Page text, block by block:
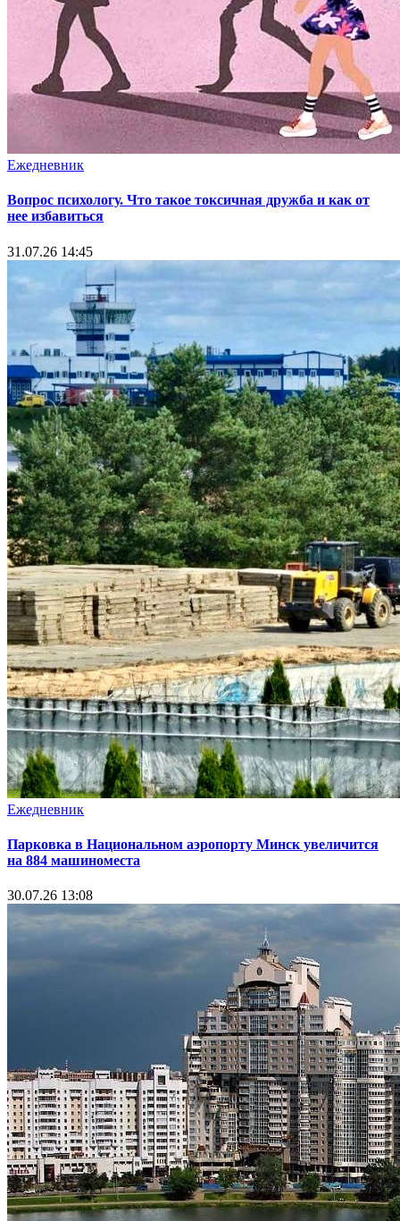
Ежедневник
Вопрос психологу. Что такое токсичная дружба и как от
нее избавиться
31.07.26 14:45
Ежедневник
Парковка в Национальном аэропорту Минск увеличится
на 884 машиноместа
30.07.26 13:08